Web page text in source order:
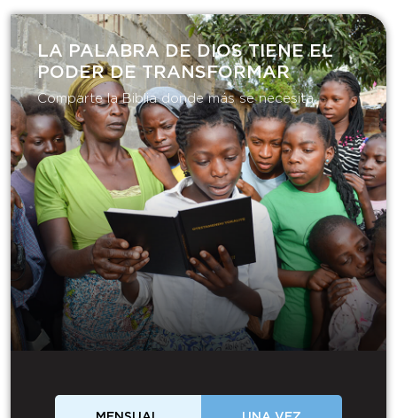
LA PALABRA DE DIOS TIENE EL
PODER DE TRANSFORMAR​
Comparte la Biblia donde más se necesita.